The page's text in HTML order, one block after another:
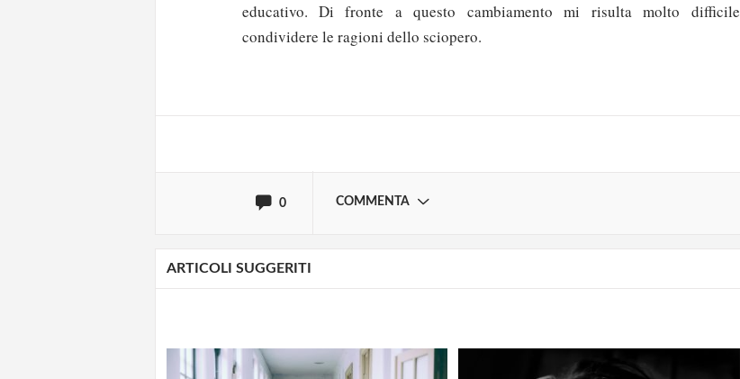
educativo. Di fronte a questo cambiamento mi risulta molto difficile
condividere le ragioni dello sciopero.
0 COMMENTA
Solo gli utenti registrati possono commentare!
ARTICOLI SUGGERITI